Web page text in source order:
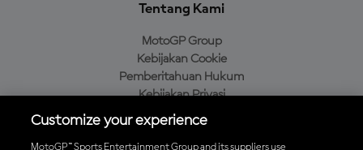
Tentang Kami
MotoGP Group
Kebijakan Cookie
Pemberitahuan Hukum
Kebijakan Privasi
Kebijakan Pembelian
Customize your experience
MotoGP™ Sports Entertainment Group and its suppliers use